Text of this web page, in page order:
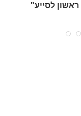
לסייע"